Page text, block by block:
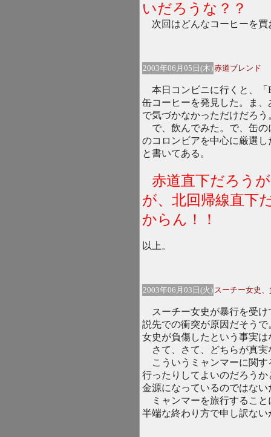
いだろうな？？
次回はどんなコーヒーを買
2003年06月05日(木)赤道ブレンド
本日コンビニに行くと、「
缶コーヒーを発見した。ま
で気づかなかっただけだろう
で、飲んでみた。で、缶の
のコロンビアを中心に厳選
と書いてある。
赤道直下だろう
が、北回帰線直下
からん！！
以上。
2003年06月03日(火) スーチー女史
スーチー女史が暴行を受け
説先での衝突が原因だそう
女史が負傷したという事実は
さて、さて、どちらが真実
こういうミャンマーに関す
行ったりしてよいのだろう
金源になっているのではない
ミャンマーを旅行すること
半端な終わり方で申し訳な